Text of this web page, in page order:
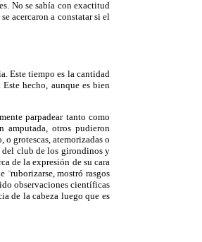
No se sabía con exactitud
acercaron a constatar si el
Este tiempo es la cantidad
hecho, aunque es bien
parpadear tanto como
otros pudieron
grotescas, atemorizadas o
club de los girondinos y
de la expresión de su cara
¨ruborizarse, mostró rasgos
observaciones científicas
de la cabeza luego que es